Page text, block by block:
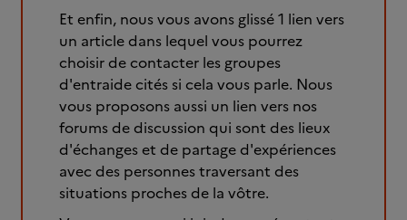
Et enfin, nous vous avons glissé 1 lien vers
un article dans lequel vous pourrez
choisir de contacter les groupes
d'entraide cités si cela vous parle. Nous
vous proposons aussi un lien vers nos
forums de discussion qui sont des lieux
d'échanges et de partage d'expériences
avec des personnes traversant des
situations proches de la vôtre.